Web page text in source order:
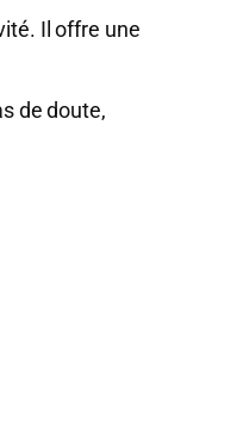
Il offre une
de doute,